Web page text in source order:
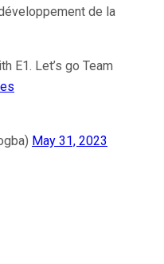
de la
E1. Let’s go Team
May 31, 2023